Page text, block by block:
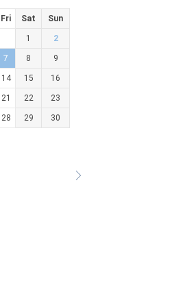
Fri Sat Sun
1 2
7 8 9
14 15 16
21 22 23
28 29 30